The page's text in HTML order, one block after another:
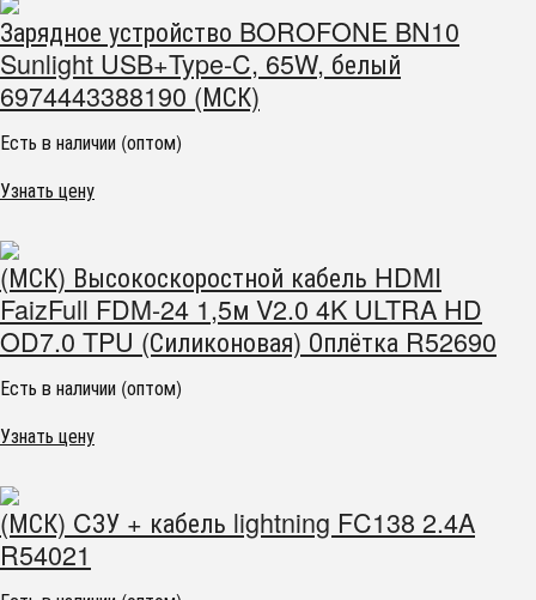
Зарядное устройство BOROFONE BN10
Sunlight USB+Type-C, 65W, белый
6974443388190 (МСК)
Есть в наличии (оптом)
Узнать цену
(МСК) Высокоскоростной кабель HDMI
FaizFull FDM-24 1,5м V2.0 4K ULTRA HD
OD7.0 TPU (Силиконовая) Оплётка R52690
Есть в наличии (оптом)
Узнать цену
(МСК) CЗУ + кабель lightning FC138 2.4A
R54021